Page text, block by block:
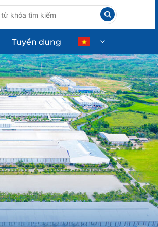
Thiết bị công nghiệp
Thiết bị dân dụng
Thiết bị công nghệ cao
Tuyển dụng